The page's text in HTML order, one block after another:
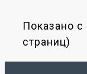
Показано с
страниц)